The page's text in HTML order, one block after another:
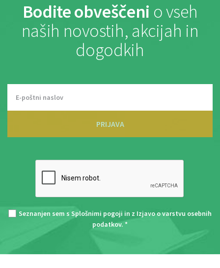
Bodite obveščeni o vseh
naših novostih, akcijah in
dogodkih
PRIJAVA
Seznanjen sem s Splošnimi pogoji in z Izjavo o varstvu osebnih
podatkov. *